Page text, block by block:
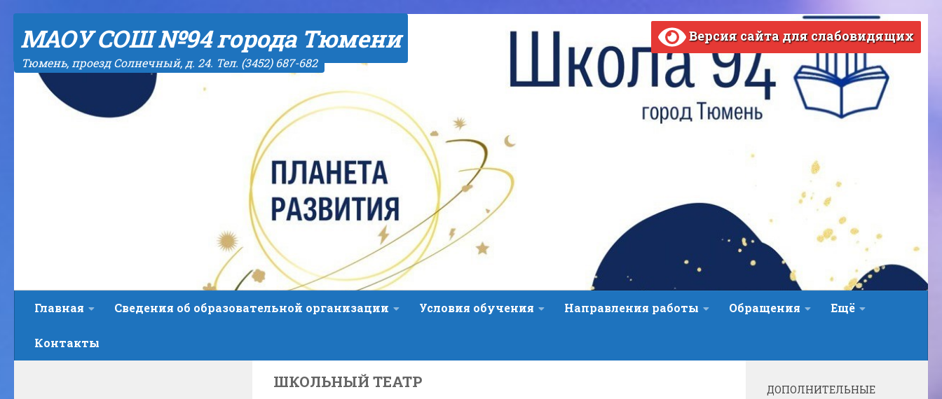
МАОУ СОШ №94 города Тюмени
Тюмень, проезд Солнечный, д. 24. Тел. (3452) 687-682
ВЕРСИЯ САЙТА ДЛЯ СЛАБОВИДЯЩИХ
Версия сайта для слабовидящих
Главная Сведения об образовательной организации Условия обучения Направления работы Обращения Ещё
Контакты
ШКОЛЬНЫЙ ТЕАТР
ДОПОЛНИТЕЛЬНЫЕ